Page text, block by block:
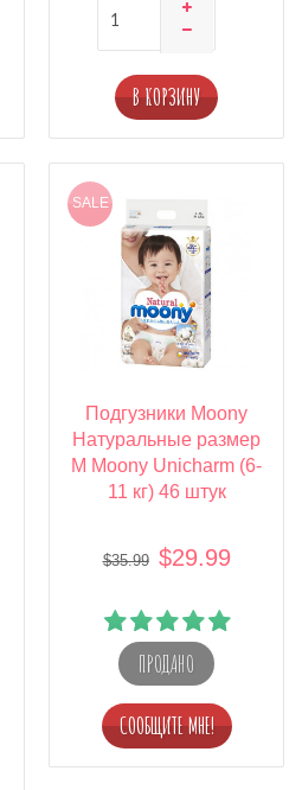
В КОРЗИНУ
SALE
Подгузники Moony
Натуральные размер
М Moony Unicharm (6-
11 кг) 46 штук
$35.99 $29.99
ПРОДАНО